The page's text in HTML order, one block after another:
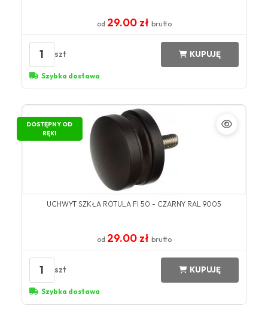
od 29.00 zł brutto
1 szt KUPUJĘ
Szybka dostawa
DOSTĘPNY OD
RĘKI
UCHWYT SZKŁA ROTULA FI 50 - CZARNY RAL 9005
od 29.00 zł brutto
1 szt KUPUJĘ
Szybka dostawa